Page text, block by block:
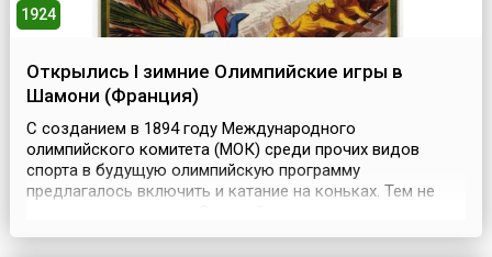
1924
Открылись I зимние Олимпийские игры в
Шамони (Франция)
С созданием в 1894 году Международного
олимпийского комитета (МОК) среди прочих видов
спорта в будущую олимпийскую программу
предлагалось включить и катание на коньках. Тем не
«ледовых» дисциплин не было. Они впервые появились